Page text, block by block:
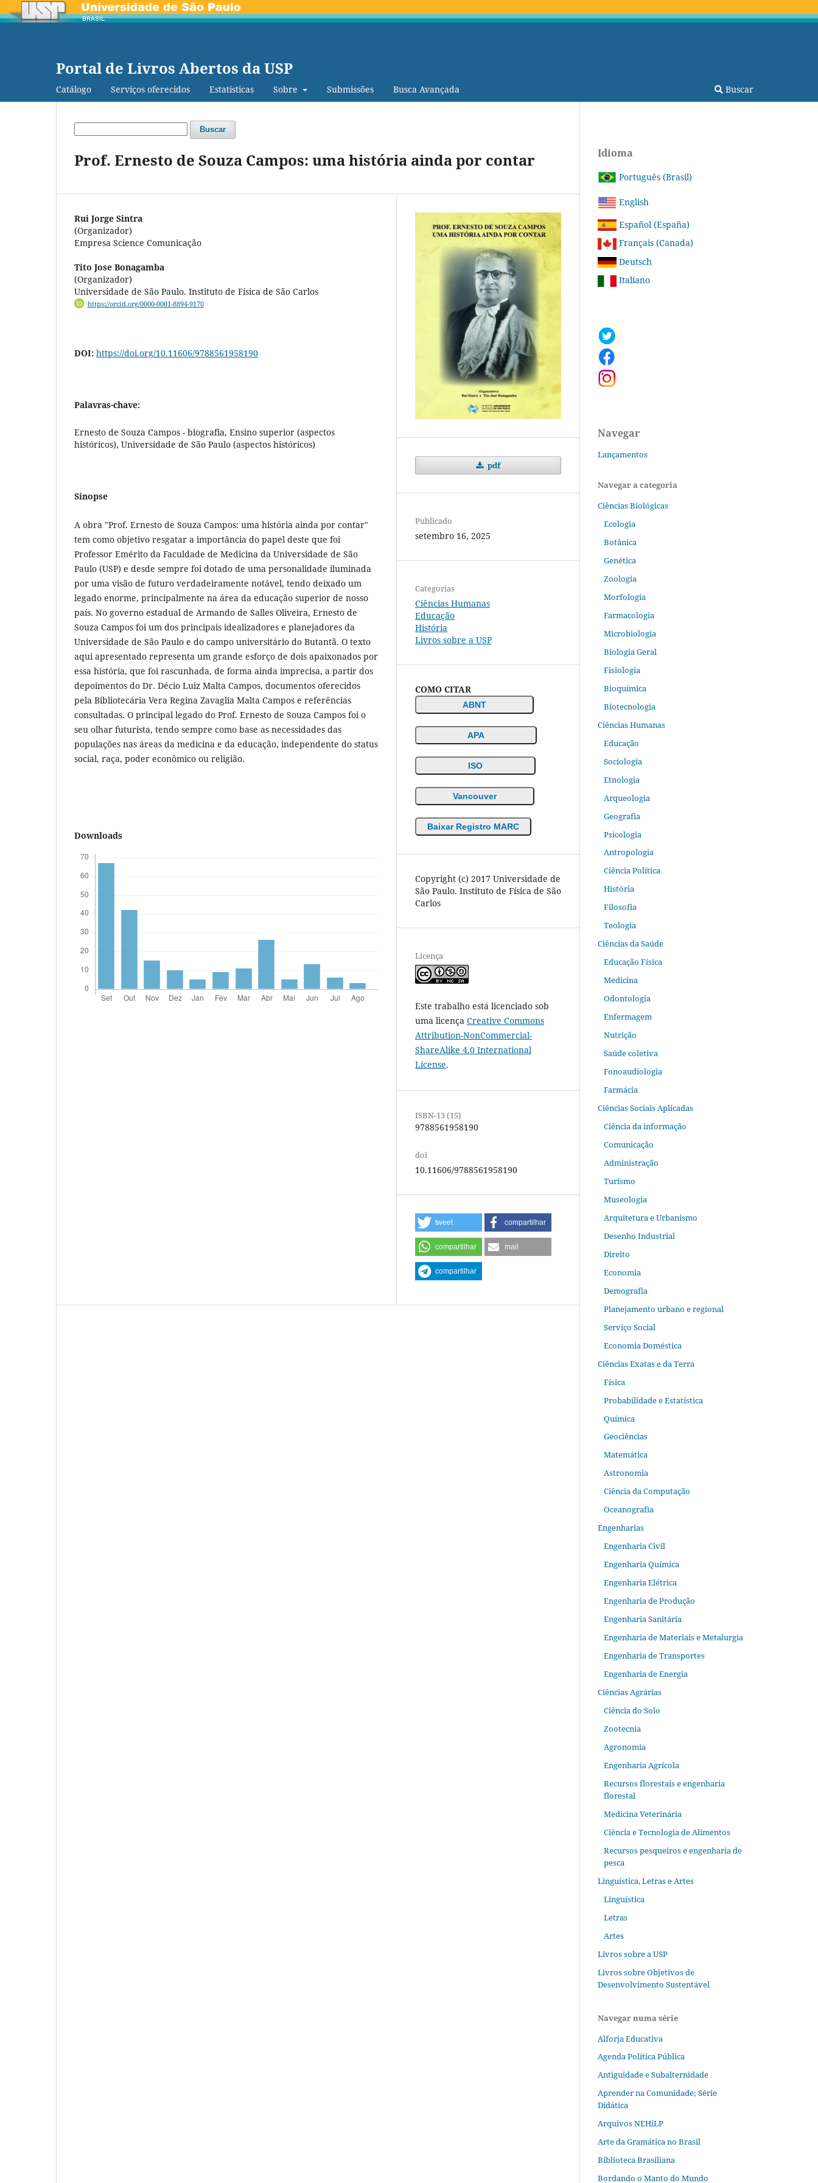
Portal de Livros Abertos da USP
Catálogo Serviços oferecidos Estatísticas Sobre Submissões Busca Avançada Buscar
Buscar
Prof. Ernesto de Souza Campos: uma história ainda por contar
Rui Jorge Sintra
(Organizador)
Empresa Science Comunicação
Tito Jose Bonagamba
(Organizador)
Universidade de São Paulo. Instituto de Física de São Carlos
https://orcid.org/0000-0001-8894-9170
DOI: https://doi.org/10.11606/9788561958190
Palavras-chave:
Ernesto de Souza Campos - biografia, Ensino superior (aspectos
históricos), Universidade de São Paulo (aspectos históricos)
Sinopse
A obra "Prof. Ernesto de Souza Campos: uma história ainda por contar"
tem como objetivo resgatar a importância do papel deste que foi
Professor Emérito da Faculdade de Medicina da Universidade de São
Paulo (USP) e desde sempre foi dotado de uma personalidade iluminada
por uma visão de futuro verdadeiramente notável, tendo deixado um
legado enorme, principalmente na área da educação superior de nosso
país. No governo estadual de Armando de Salles Oliveira, Ernesto de
Souza Campos foi um dos principais idealizadores e planejadores da
Universidade de São Paulo e do campo universitário do Butantã. O texto
aqui apresentado representa um grande esforço de dois apaixonados por
essa história, que foi rascunhada, de forma ainda imprecisa, a partir dos
depoimentos do Dr. Décio Luiz Malta Campos, documentos oferecidos
pela Bibliotecária Vera Regina Zavaglia Malta Campos e referências
consultadas. O principal legado do Prof. Ernesto de Souza Campos foi o
seu olhar futurista, tendo sempre como base as necessidades das
populações nas áreas da medicina e da educação, independente do status
social, raça, poder econômico ou religião.
Downloads
pdf
Publicado
setembro 16, 2025
Categorias
Ciências Humanas
Educação
História
Livros sobre a USP
COMO CITAR
ABNT
APA
ISO
Vancouver
Baixar Registro MARC
Copyright (c) 2017 Universidade de
São Paulo. Instituto de Física de São
Carlos
Licença
Este trabalho está licenciado sob
uma licença Creative Commons
Attribution-NonCommercial-
ShareAlike 4.0 International
License.
ISBN-13 (15)
9788561958190
doi
10.11606/9788561958190
tweet compartilhar
compartilhar mail
compartilhar
Idioma
Português (Brasil)
English
Español (España)
Français (Canada)
Deutsch
Italiano
Navegar
Lançamentos
Navegar a categoria
Ciências Biológicas
Ecologia
Botânica
Genética
Zoologia
Morfologia
Farmacologia
Microbiologia
Biologia Geral
Fisiologia
Bioquímica
Biotecnologia
Ciências Humanas
Educação
Sociologia
Etnologia
Arqueologia
Geografia
Psicologia
Antropologia
Ciência Política
História
Filosofia
Teologia
Ciências da Saúde
Educação Física
Medicina
Odontologia
Enfermagem
Nutrição
Saúde coletiva
Fonoaudiologia
Farmácia
Ciências Sociais Aplicadas
Ciência da informação
Comunicação
Administração
Turismo
Museologia
Arquitetura e Urbanismo
Desenho Industrial
Direito
Economia
Demografia
Planejamento urbano e regional
Serviço Social
Economia Doméstica
Ciências Exatas e da Terra
Física
Probabilidade e Estatística
Química
Geociências
Matemática
Astronomia
Ciência da Computação
Oceanografia
Engenharias
Engenharia Civil
Engenharia Química
Engenharia Elétrica
Engenharia de Produção
Engenharia Sanitária
Engenharia de Materiais e Metalurgia
Engenharia de Transportes
Engenharia de Energia
Ciências Agrárias
Ciência do Solo
Zootecnia
Agronomia
Engenharia Agrícola
Recursos florestais e engenharia
florestal
Medicina Veterinária
Ciência e Tecnologia de Alimentos
Recursos pesqueiros e engenharia de
pesca
Linguística, Letras e Artes
Linguística
Letras
Artes
Livros sobre a USP
Livros sobre Objetivos de
Desenvolvimento Sustentável
Navegar numa série
Alforja Educativa
Agenda Política Pública
Antiguidade e Subalternidade
Aprender na Comunidade; Série
Didática
Arquivos NEHiLP
Arte da Gramática no Brasil
Biblioteca Brasiliana
Bordando o Manto do Mundo